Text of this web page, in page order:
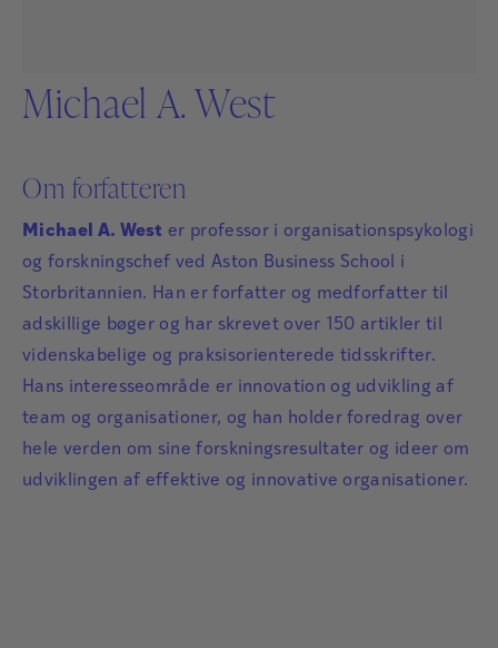
Michael A. West
Om forfatteren
Michael A. West er professor i organisationspsykologi
og forskningschef ved Aston Business School i
Storbritannien. Han er forfatter og medforfatter til
adskillige bøger og har skrevet over 150 artikler til
videnskabelige og praksisorienterede tidsskrifter.
Hans interesseområde er innovation og udvikling af
team og organisationer, og han holder foredrag over
hele verden om sine forskningsresultater og ideer om
udviklingen af effektive og innovative organisationer.